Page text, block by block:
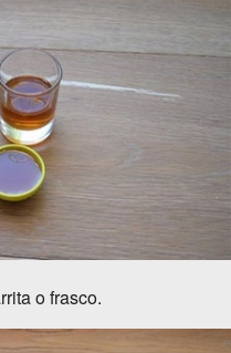
o frasco.